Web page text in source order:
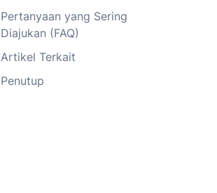
Pertanyaan yang Sering
Diajukan (FAQ)
Artikel Terkait
Penutup